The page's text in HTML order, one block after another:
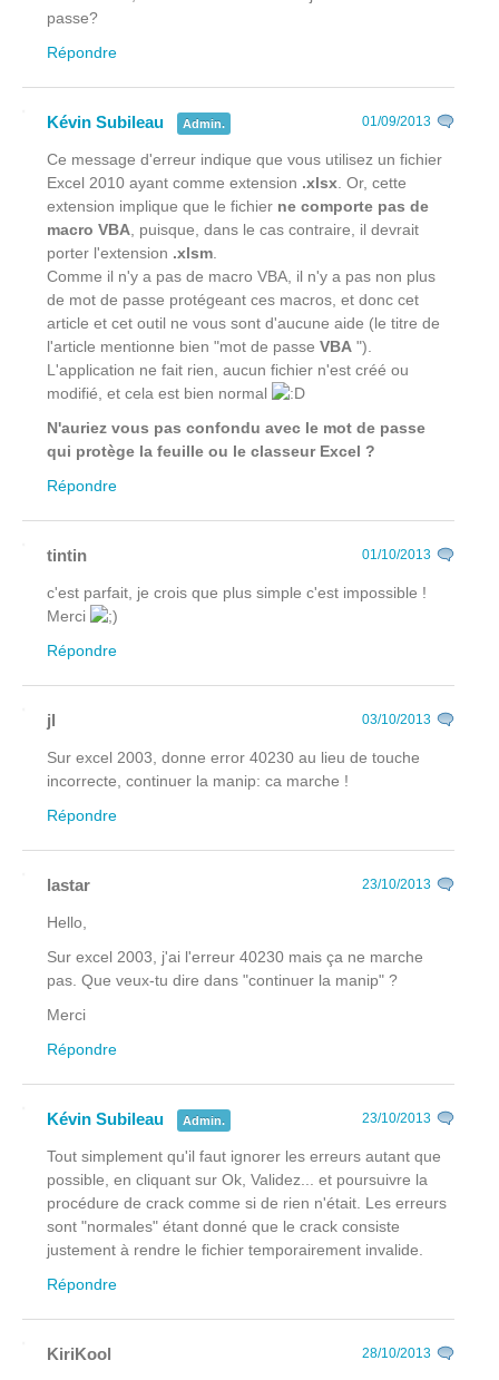
passe?
Répondre
Kévin Subileau Admin. 01/09/2013
Ce message d'erreur indique que vous utilisez un fichier
Excel 2010 ayant comme extension .xlsx . Or, cette
extension implique que le fichier ne comporte pas de
macro VBA , puisque, dans le cas contraire, il devrait
porter l'extension .xlsm
Comme il n'y a pas de macro VBA, il n'y a pas non plus
de mot de passe protégeant ces macros, et donc cet
article et cet outil ne vous sont d'aucune aide (le titre de
l'article mentionne bien "mot de passe VBA ").
L'application ne fait rien, aucun fichier n'est créé ou
modifié, et cela est bien normal
N'auriez vous pas confondu avec le mot de passe
qui protège la feuille ou le classeur Excel ?
Répondre
tintin 01/10/2013
c'est parfait, je crois que plus simple c'est impossible !
Merci
Répondre
jl 03/10/2013
Sur excel 2003, donne error 40230 au lieu de touche
incorrecte, continuer la manip: ca marche !
Répondre
lastar 23/10/2013
Hello,
Sur excel 2003, j'ai l'erreur 40230 mais ça ne marche
pas. Que veux-tu dire dans "continuer la manip" ?
Merci
Répondre
Kévin Subileau Admin. 23/10/2013
Tout simplement qu'il faut ignorer les erreurs autant que
possible, en cliquant sur Ok, Validez... et poursuivre la
procédure de crack comme si de rien n'était. Les erreurs
sont "normales" étant donné que le crack consiste
justement à rendre le fichier temporairement invalide.
Répondre
KiriKool 28/10/2013